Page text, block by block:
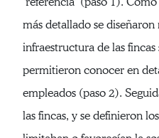
más detallado se
infraestructura de las fincas
permitieron conocer en
empleados (paso 2).
las fincas, y se definieron